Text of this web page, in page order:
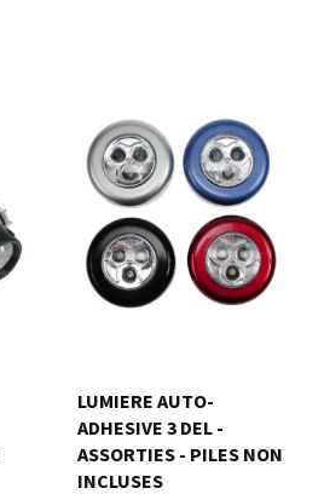
LUMIERE AUTO-
ADHESIVE 3 DEL -
ASSORTIES - PILES NON
INCLUSES